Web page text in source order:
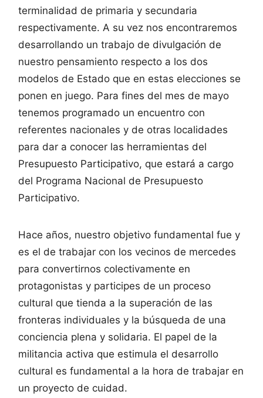
terminalidad de primaria y secundaria
respectivamente. A su vez nos encontraremos
desarrollando un trabajo de divulgación de
nuestro pensamiento respecto a los dos
modelos de Estado que en estas elecciones se
ponen en juego. Para fines del mes de mayo
tenemos programado un encuentro con
referentes nacionales y de otras localidades
para dar a conocer las herramientas del
Presupuesto Participativo, que estará a cargo
del Programa Nacional de Presupuesto
Participativo.
Hace años, nuestro objetivo fundamental fue y
es el de trabajar con los vecinos de mercedes
para convertirnos colectivamente en
protagonistas y participes de un proceso
cultural que tienda a la superación de las
fronteras individuales y la búsqueda de una
conciencia plena y solidaria. El papel de la
militancia activa que estimula el desarrollo
cultural es fundamental a la hora de trabajar en
un proyecto de cuidad.